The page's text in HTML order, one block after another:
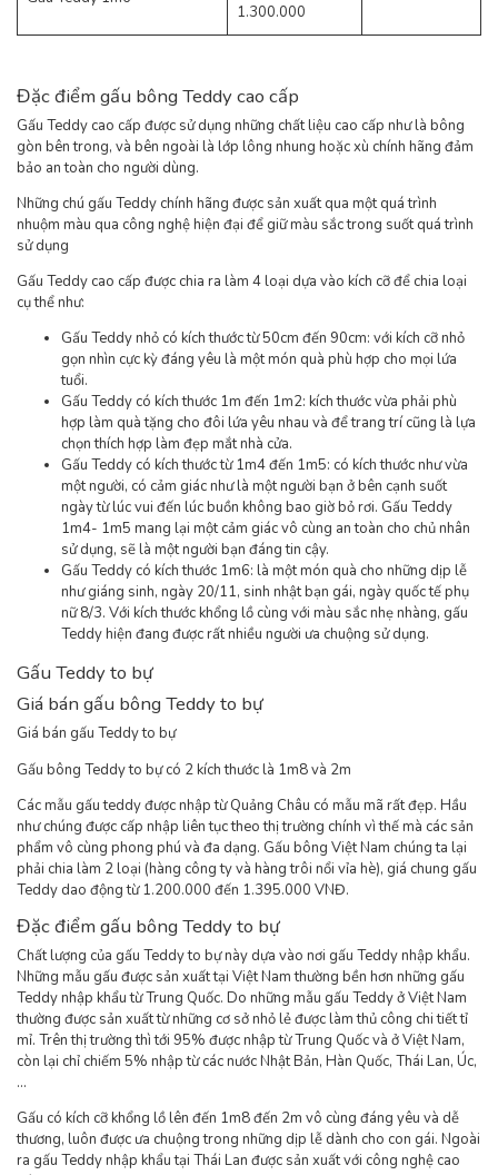
1.300.000
Đặc điểm gấu bông Teddy cao cấp
Gấu Teddy cao cấp được sử dụng những chất liệu cao cấp như là bông
gòn bên trong, và bên ngoài là lớp lông nhung hoặc xù chính hãng đảm
bảo an toàn cho người dùng.
Những chú gấu Teddy chính hãng được sản xuất qua một quá trình
nhuộm màu qua công nghệ hiện đại để giữ màu sắc trong suốt quá trình
sử dụng
Gấu Teddy cao cấp được chia ra làm 4 loại dựa vào kích cỡ để chia loại
cụ thể như:
Gấu Teddy nhỏ có kích thước từ 50cm đến 90cm: với kích cỡ nhỏ
gọn nhìn cực kỳ đáng yêu là một món quà phù hợp cho mọi lứa
tuổi.
Gấu Teddy có kích thước 1m đến 1m2: kích thước vừa phải phù
hợp làm quà tặng cho đôi lứa yêu nhau và để trang trí cũng là lựa
chọn thích hợp làm đẹp mắt nhà cửa.
Gấu Teddy có kích thước từ 1m4 đến 1m5: có kích thước như vừa
một người, có cảm giác như là một người bạn ở bên cạnh suốt
ngày từ lúc vui đến lúc buồn không bao giờ bỏ rơi. Gấu Teddy
1m4- 1m5 mang lại một cảm giác vô cùng an toàn cho chủ nhân
sử dụng, sẽ là một người bạn đáng tin cậy.
Gấu Teddy có kích thước 1m6: là một món quà cho những dịp lễ
như giáng sinh, ngày 20/11, sinh nhật bạn gái, ngày quốc tế phụ
nữ 8/3. Với kích thước khổng lồ cùng với màu sắc nhẹ nhàng, gấu
Teddy hiện đang được rất nhiều người ưa chuộng sử dụng.
Gấu Teddy to bự
Giá bán gấu bông Teddy to bự
Giá bán gấu Teddy to bự
Gấu bông Teddy to bự có 2 kích thước là 1m8 và 2m
Các mẫu gấu teddy được nhập từ Quảng Châu có mẫu mã rất đẹp. Hầu
như chúng được cấp nhập liên tục theo thị trường chính vì thế mà các sản
phẩm vô cùng phong phú và đa dạng. Gấu bông Việt Nam chúng ta lại
phải chia làm 2 loại (hàng công ty và hàng trôi nổi vỉa hè), giá chung gấu
Teddy dao động từ 1.200.000 đến 1.395.000 VNĐ.
Đặc điểm gấu bông Teddy to bự
Chất lượng của gấu Teddy to bự này dựa vào nơi gấu Teddy nhập khẩu.
Những mẫu gấu được sản xuất tại Việt Nam thường bền hơn những gấu
Teddy nhập khẩu từ Trung Quốc. Do những mẫu gấu Teddy ở Việt Nam
thường được sản xuất từ những cơ sở nhỏ lẻ được làm thủ công chi tiết tỉ
mỉ. Trên thị trường thì tới 95% được nhập từ Trung Quốc và ở Việt Nam,
còn lại chỉ chiếm 5% nhập từ các nước Nhật Bản, Hàn Quốc, Thái Lan, Úc,
…
Gấu có kích cỡ khổng lồ lên đến 1m8 đến 2m vô cùng đáng yêu và dễ
thương, luôn được ưa chuộng trong những dịp lễ dành cho con gái. Ngoài
ra gấu Teddy nhập khẩu tại Thái Lan được sản xuất với công nghệ cao